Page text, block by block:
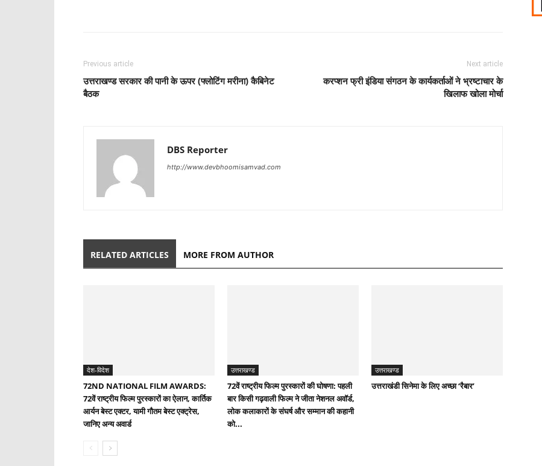
Previous article
उत्तराखण्ड सरकार की पानी के ऊपर (फ्लोटिंग मरीना) कैबिनेट
बैठक
Next article
करप्शन फ्री इंडिया संगठन के कार्यकर्ताओं ने भ्रष्टाचार के
खिलाफ खोला मोर्चा
DBS Reporter
http://www.devbhoomisamvad.com
RELATED ARTICLES MORE FROM AUTHOR
देश-विदेश
72ND NATIONAL FILM AWARDS:
72वें राष्ट्रीय फिल्म पुरस्कारों का ऐलान, कार्तिक
आर्यन बेस्ट एक्टर, यामी गौतम बेस्ट एक्ट्रेस,
जानिए अन्य अवार्ड
उत्तराखण्ड
72वें राष्ट्रीय फिल्म पुरस्कारों की घोषणा: पहली
बार किसी गढ़वाली फिल्म ने जीता नेशनल अवॉर्ड,
लोक कलाकारों के संघर्ष और सम्मान की कहानी
को...
उत्तराखण्ड
उत्तराखंडी सिनेमा के लिए अच्छा ‘रैबार’